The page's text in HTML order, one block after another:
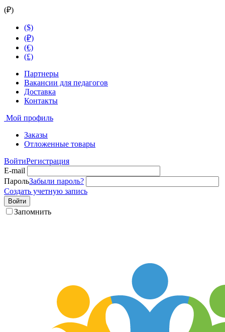
(₽)
($)
(₽)
(€)
(£)
Партнеры
Вакансии для педагогов
Доставка
Контакты
Мой профиль
Заказы
Отложенные товары
ВойтиРегистрация
E-mail
ПарольЗабыли пароль?
Создать учетную запись
Войти
Запомнить